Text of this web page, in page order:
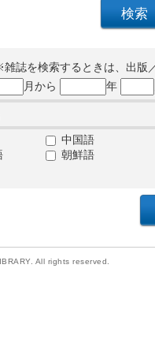
誌を検索するときは、出版
月から 年
中国語
朝鮮語
All rights reserved.